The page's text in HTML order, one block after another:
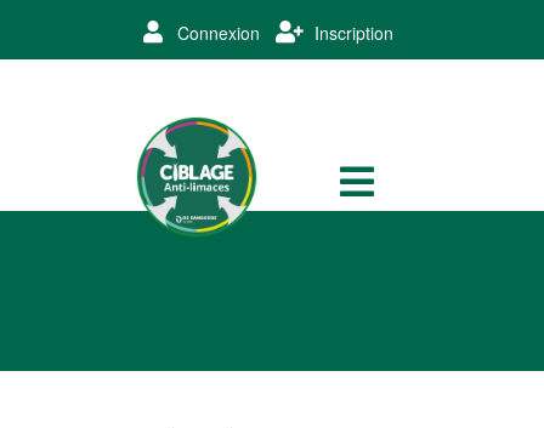
Connexion Inscription